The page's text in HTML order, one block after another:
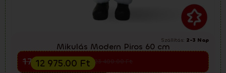
Szállítás: 2-3 Nap
Mikulás Modern Piros 60 cm
Előkarácsonyi kiárusítás
23 400.00
17 300.00Ft
12 975.00 Ft